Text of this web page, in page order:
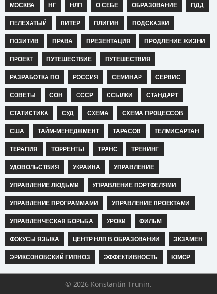
МОСКВА НГ НЛП О СЕБЕ ОБРАЗОВАНИЕ ПДД
ПЕЛЕХАТЫЙ ПИТЕР ПЛИГИН ПОДСКАЗКИ
ПОЗИТИВ ПРАВА ПРЕЗЕНТАЦИЯ ПРОДЛЕНИЕ ЖИЗНИ
ПРОЕКТ ПУТЕШЕСТВИЕ ПУТЕШЕСТВИЯ
РАЗРАБОТКА ПО РОССИЯ СЕМИНАР СЕРВИС
СОВЕТЫ СОН СССР ССЫЛКИ СТАНДАРТ
СТАТИСТИКА СУД СХЕМА СХЕМА ПРОЦЕССОВ
США ТАЙМ-МЕНЕДЖМЕНТ ТАРАСОВ ТЕЛМИСАРТАН
ТЕРАПИЯ ТОРРЕНТЫ ТРАНС ТРЕНИНГ
УДОВОЛЬСТВИЯ УКРАИНА УПРАВЛЕНИЕ
УПРАВЛЕНИЕ ЛЮДЬМИ УПРАВЛЕНИЕ ПОРТФЕЛЯМИ
УПРАВЛЕНИЕ ПРОГРАММАМИ УПРАВЛЕНИЕ ПРОЕКТАМИ
УПРАВЛЕНЧЕСКАЯ БОРЬБА УРОКИ ФИЛЬМ
ФОКУСЫ ЯЗЫКА ЦЕНТР НЛП В ОБРАЗОВАНИИ ЭКЗАМЕН
ЭРИКСОНОВСКИЙ ГИПНОЗ ЭФФЕКТИВНОСТЬ ЮМОР
© 2026 Konstantin Trunin.